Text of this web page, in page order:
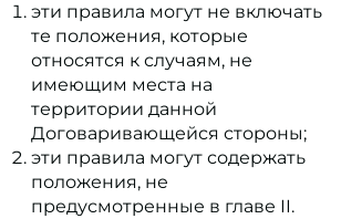
эти правила могут не включать
те положения, которые
относятся к случаям, не
имеющим места на
территории данной
Договаривающейся стороны;
эти правила могут содержать
положения, не
предусмотренные в главе II.